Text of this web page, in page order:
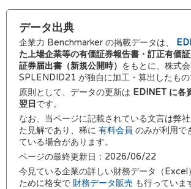
データ出典
企業力 Benchmarker の掲載データは、
た上場企業等の有価証券報告書・訂正有価
証券届出書（新規公開時） をもとに、株式
SPLENDID21 が独自に加工・算出したもの
原則として、データの更新は EDINET に各
翌日 です。
なお、当ページに記載されている文言は弊
た見解であり、稀に 有料会員 のみが利用で
ている場合があります。
ページの最終更新日：2026/06/22
今見ている企業の詳しい財務データ（Excel
ために格安で 財務データ販売 も行っていま